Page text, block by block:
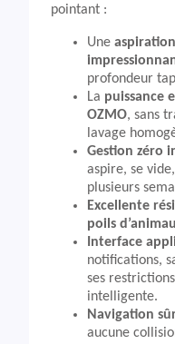
pointant :
Une
profondeur
La puissance
OZMO, sans
lavage
Gestion zéro
aspire, se
plusieurs
Excellente
poils
Interface
notifications,
ses
intelligente.
Navigation
aucune